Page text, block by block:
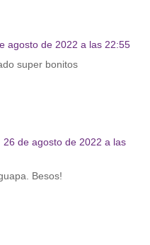
agosto de 2022 a las 22:55
super bonitos
26 de agosto de 2022 a las
Besos!